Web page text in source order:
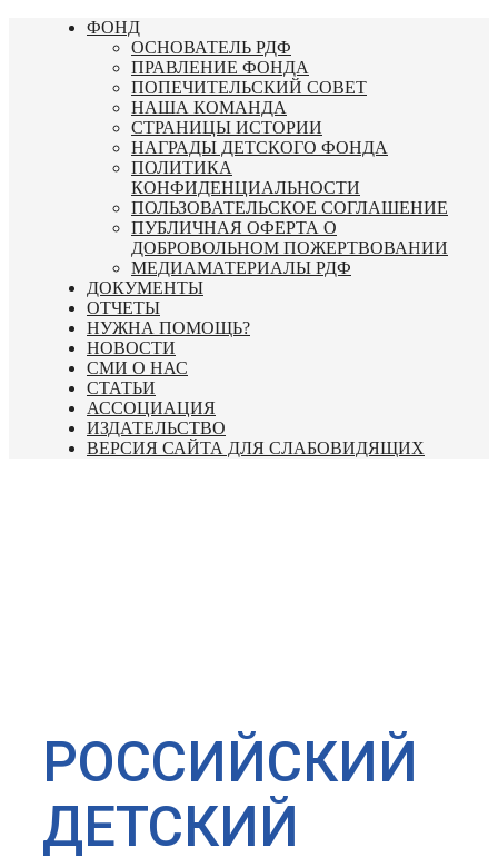
Перейти
ФОНД
ОСНОВАТЕЛЬ РДФ
ПРАВЛЕНИЕ ФОНДА
ПОПЕЧИТЕЛЬСКИЙ СОВЕТ
НАША КОМАНДА
СТРАНИЦЫ ИСТОРИИ
НАГРАДЫ ДЕТСКОГО ФОНДА
ПОЛИТИКА
КОНФИДЕНЦИАЛЬНОСТИ
ПОЛЬЗОВАТЕЛЬСКОЕ СОГЛАШЕНИЕ
ПУБЛИЧНАЯ ОФЕРТА О
ДОБРОВОЛЬНОМ ПОЖЕРТВОВАНИИ
МЕДИАМАТЕРИАЛЫ РДФ
ДОКУМЕНТЫ
ОТЧЕТЫ
НУЖНА ПОМОЩЬ?
НОВОСТИ
СМИ О НАС
СТАТЬИ
АССОЦИАЦИЯ
ИЗДАТЕЛЬСТВО
ВЕРСИЯ САЙТА ДЛЯ СЛАБОВИДЯЩИХ
РОССИЙСКИЙ
ДЕТСКИЙ